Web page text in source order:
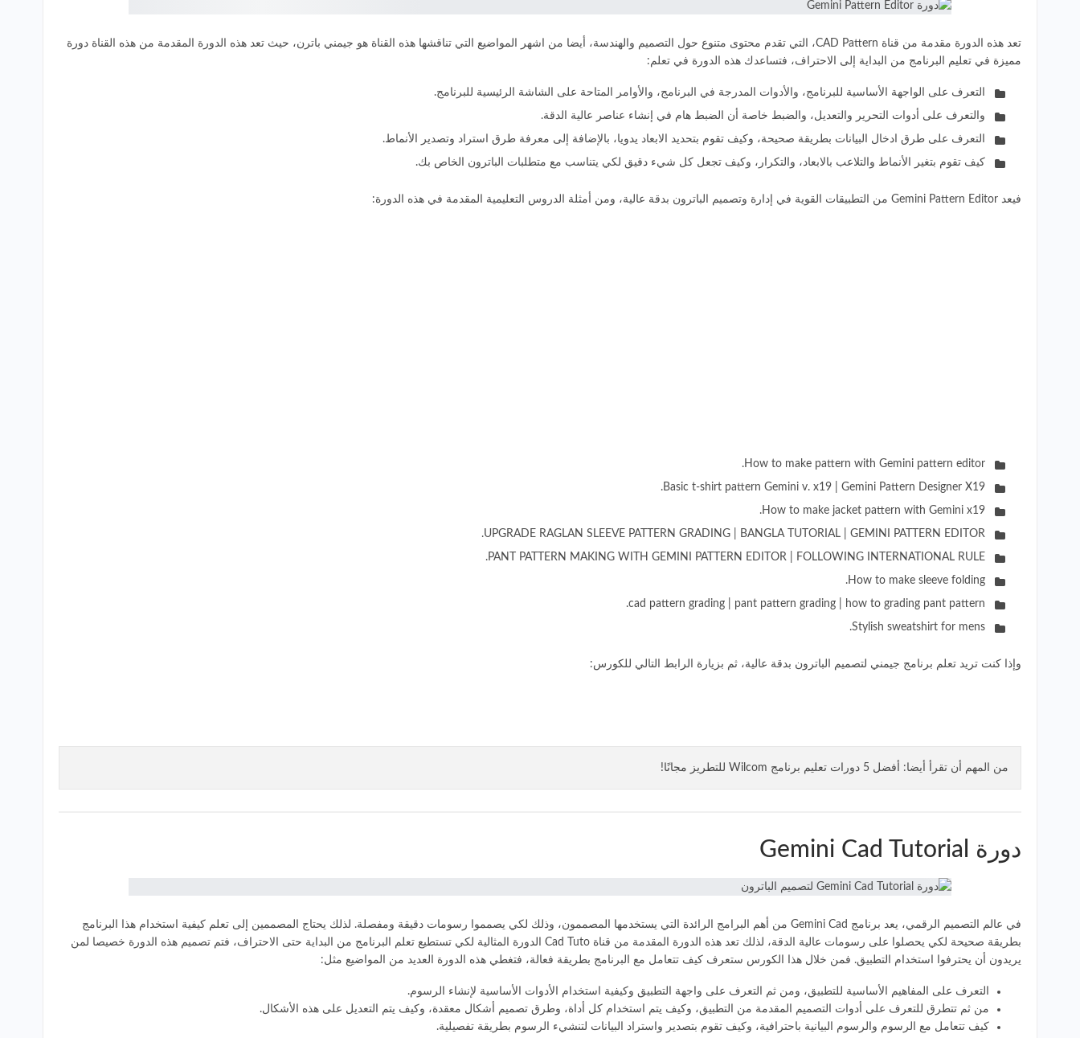
تعد هذه الدورة مقدمة من قناة CAD Pattern، التي تقدم محتوى متنوع حول التصميم والهندسة، أيضا من اشهر المواضيع التي تناقشها هذه القناة هو جيمني باترن، حيث تعد هذه الدورة المقدمة من هذه القناة دورة
مميزة في تعليم البرنامج من البداية إلى الاحتراف، فتساعدك هذه الدورة في تعلم:
التعرف على الواجهة الأساسية للبرنامج، والأدوات المدرجة في البرنامج، والأوامر المتاحة على الشاشة الرئيسية للبرنامج.
والتعرف على أدوات التحرير والتعديل، والضبط خاصة أن الضبط هام في إنشاء عناصر عالية الدقة.
التعرف على طرق ادخال البيانات بطريقة صحيحة، وكيف تقوم بتحديد الابعاد يدويا، بالإضافة إلى معرفة طرق استراد وتصدير الأنماط.
كيف تقوم بتغير الأنماط والتلاعب بالابعاد، والتكرار، وكيف تجعل كل شيء دقيق لكي يتناسب مع متطلبات الباترون الخاص بك.
فيعد Gemini Pattern Editor من التطبيقات القوية في إدارة وتصميم الباترون بدقة عالية، ومن أمثلة الدروس التعليمية المقدمة في هذه الدورة:
How to make pattern with Gemini pattern editor.
Basic t-shirt pattern Gemini v. x19 | Gemini Pattern Designer X19.
How to make jacket pattern with Gemini x19.
UPGRADE RAGLAN SLEEVE PATTERN GRADING | BANGLA TUTORIAL | GEMINI PATTERN EDITOR.
PANT PATTERN MAKING WITH GEMINI PATTERN EDITOR | FOLLOWING INTERNATIONAL RULE.
How to make sleeve folding.
cad pattern grading | pant pattern grading | how to grading pant pattern.
Stylish sweatshirt for mens.
وإذا كنت تريد تعلم برنامج جيمني لتصميم الباترون بدقة عالية، ثم بزيارة الرابط التالي للكورس:
من المهم أن تقرأ أيضا: أفضل 5 دورات تعليم برنامج Wilcom للتطريز مجانًا!
دورة Gemini Cad Tutorial
في عالم التصميم الرقمي، يعد برنامج Gemini Cad من أهم البرامج الرائدة التي يستخدمها المصممون، وذلك لكي يصمموا رسومات دقيقة ومفصلة. لذلك يحتاج المصممين إلى تعلم كيفية استخدام هذا البرنامج
بطريقة صحيحة لكي يحصلوا على رسومات عالية الدقة، لذلك تعد هذه الدورة المقدمة من قناة Cad Tuto الدورة المثالية لكي تستطيع تعلم البرنامج من البداية حتى الاحتراف، فتم تصميم هذه الدورة خصيصا لمن
يريدون أن يحترفوا استخدام التطبيق. فمن خلال هذا الكورس ستعرف كيف تتعامل مع البرنامج بطريقة فعالة، فتغطي هذه الدورة العديد من المواضيع مثل:
التعرف على المفاهيم الأساسية للتطبيق، ومن ثم التعرف على واجهة التطبيق وكيفية استخدام الأدوات الأساسية لإنشاء الرسوم.
من ثم تتطرق للتعرف على أدوات التصميم المقدمة من التطبيق، وكيف يتم استخدام كل أداة، وطرق تصميم أشكال معقدة، وكيف يتم التعديل على هذه الأشكال.
كيف تتعامل مع الرسوم والرسوم البيانية باحترافية، وكيف تقوم بتصدير واستراد البيانات لتنشيء الرسوم بطريقة تفصيلية.